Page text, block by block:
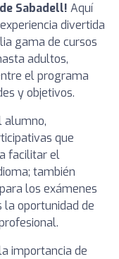
Sabadell! Aquí
divertida
gama de cursos
adultos,
el programa
y objetivos.
alumno,
que
facilitar el
también
los exámenes
la oportunidad de
importancia de